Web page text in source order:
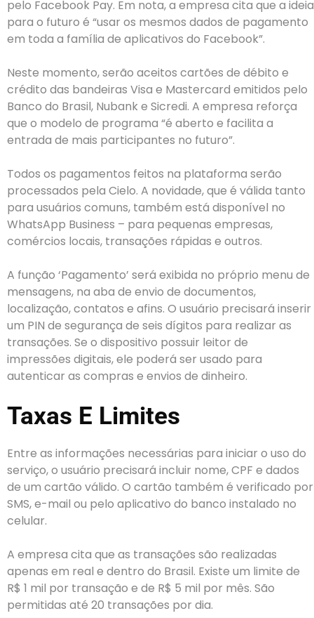
pelo Facebook Pay. Em nota, a empresa cita que a ideia
para o futuro é “usar os mesmos dados de pagamento
em toda a família de aplicativos do Facebook”.
Neste momento, serão aceitos cartões de débito e
crédito das bandeiras Visa e Mastercard emitidos pelo
Banco do Brasil, Nubank e Sicredi. A empresa reforça
que o modelo de programa “é aberto e facilita a
entrada de mais participantes no futuro”.
Todos os pagamentos feitos na plataforma serão
processados pela Cielo. A novidade, que é válida tanto
para usuários comuns, também está disponível no
WhatsApp Business – para pequenas empresas,
comércios locais, transações rápidas e outros.
A função ‘Pagamento’ será exibida no próprio menu de
mensagens, na aba de envio de documentos,
localização, contatos e afins. O usuário precisará inserir
um PIN de segurança de seis dígitos para realizar as
transações. Se o dispositivo possuir leitor de
impressões digitais, ele poderá ser usado para
autenticar as compras e envios de dinheiro.
Taxas E Limites
Entre as informações necessárias para iniciar o uso do
serviço, o usuário precisará incluir nome, CPF e dados
de um cartão válido. O cartão também é verificado por
SMS, e-mail ou pelo aplicativo do banco instalado no
celular.
A empresa cita que as transações são realizadas
apenas em real e dentro do Brasil. Existe um limite de
R$ 1 mil por transação e de R$ 5 mil por mês. São
permitidas até 20 transações por dia.